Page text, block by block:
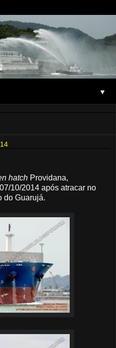
▼
hatch Providana,
10/2014 após atracar no
do Guarujá.